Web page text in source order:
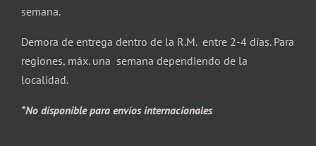
semana.
Demora de entrega dentro de la R.M. entre 2-4 días. Para
regiones, máx. una semana dependiendo de la
localidad.
*No disponible para envíos internacionales